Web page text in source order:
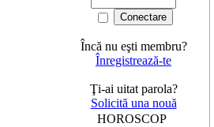
Încă nu eşti membru?
Înregistrează-te
Ţi-ai uitat parola?
Solicită una nouă
HOROSCOP